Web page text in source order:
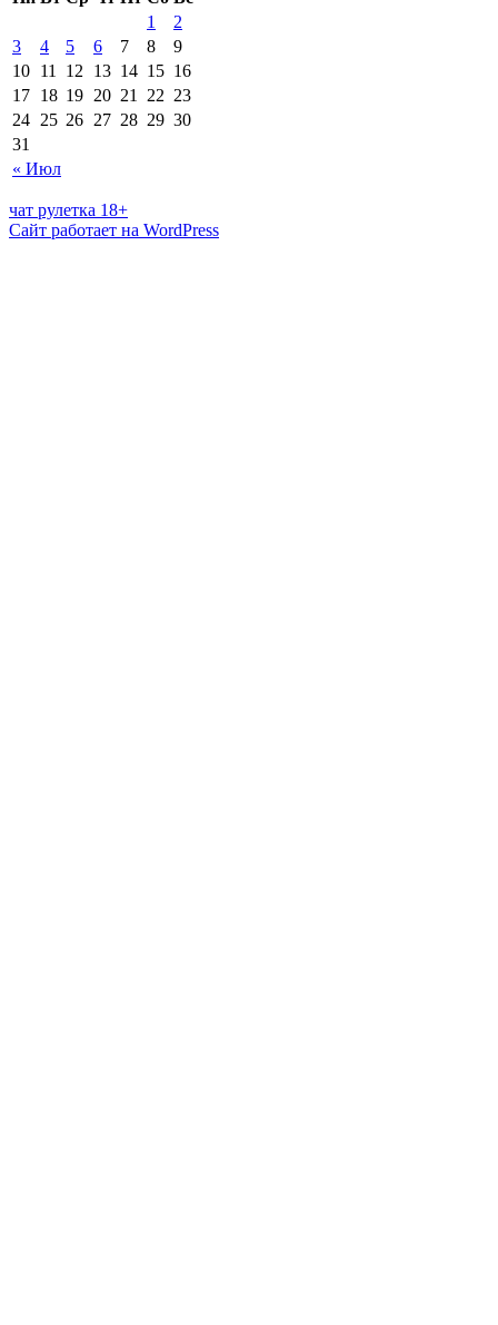
« Июл
1
2
3
4 5 6 7 8
9
10 11 12 13 14 15 16
17 18 19 20 21 22 23
24 25 26 27 28 29 30
31
чат рулетка 18+
Сайт работает на WordPress